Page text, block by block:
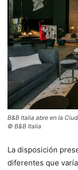
B&B Italia abre en la
© B&B Italia
La disposición
diferentes que